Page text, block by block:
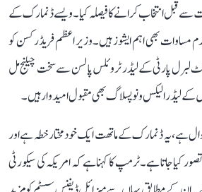
قبل انتخاب کرانے کا فیصلہ کیا۔ ویسے ڈنمارک کے
مساوات بھی اہم ایشوز ہیں۔ وزیر اعظم فریڈرکسن کو
لبرل پارٹی کے لیڈر ٹروئلس پالسن سے سخت چیلنج مل
لیڈر الیکس ونوپسلاگ بھی مقبول امیدوار ہیں۔
ہے، یہ ڈنمارک کے ماتھت ایک خود مختار خطہ ہے اور
کیا جاتا ہے۔ ٹرمپ کا کہنا ہے کہ امریکہ کی سیکورٹی